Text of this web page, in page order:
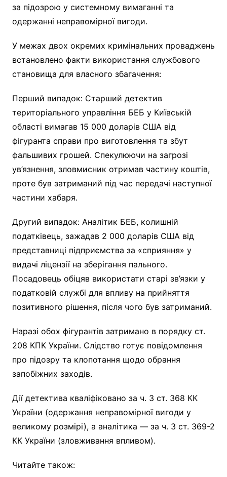
за підозрою у системному вимаганні та
одержанні неправомірної вигоди.
У межах двох окремих кримінальних проваджень
встановлено факти використання службового
становища для власного збагачення:
Перший випадок: Старший детектив
територіального управління БЕБ у Київській
області вимагав 15 000 доларів США від
фігуранта справи про виготовлення та збут
фальшивих грошей. Спекулюючи на загрозі
ув’язнення, зловмисник отримав частину коштів,
проте був затриманий під час передачі наступної
частини хабаря.
Другий випадок: Аналітик БЕБ, колишній
податківець, зажадав 2 000 доларів США від
представниці підприємства за «сприяння» у
видачі ліцензії на зберігання пального.
Посадовець обіцяв використати старі зв’язки у
податковій службі для впливу на прийняття
позитивного рішення, після чого був затриманий.
Наразі обох фігурантів затримано в порядку ст.
208 КПК України. Слідство готує повідомлення
про підозру та клопотання щодо обрання
запобіжних заходів.
Дії детектива кваліфіковано за ч. 3 ст. 368 КК
України (одержання неправомірної вигоди у
великому розмірі), а аналітика — за ч. 3 ст. 369-2
КК України (зловживання впливом).
Читайте також: